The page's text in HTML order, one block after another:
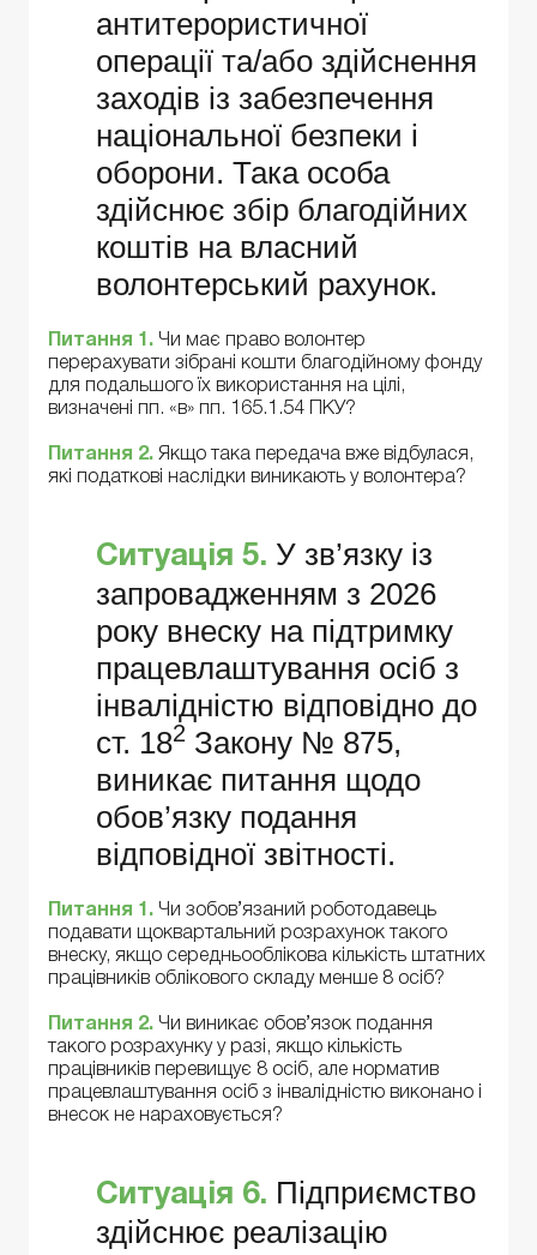
антитерористичної
операції та/або здійснення
заходів із забезпечення
національної безпеки і
оборони. Така особа
здійснює збір благодійних
коштів на власний
волонтерський рахунок.
Питання 1. Чи має право волонтер
перерахувати зібрані кошти благодійному фонду
для подальшого їх використання на цілі,
визначені пп. «в» пп. 165.1.54 ПКУ?
Питання 2. Якщо така передача вже відбулася,
які податкові наслідки виникають у волонтера?
Ситуація 5. У зв’язку із
запровадженням з 2026
року внеску на підтримку
працевлаштування осіб з
інвалідністю відповідно до
ст. 182 Закону № 875,
виникає питання щодо
обов’язку подання
відповідної звітності.
Питання 1. Чи зобов’язаний роботодавець
подавати щоквартальний розрахунок такого
внеску, якщо середньооблікова кількість штатних
працівників облікового складу менше 8 осіб?
Питання 2. Чи виникає обов’язок подання
такого розрахунку у разі, якщо кількість
працівників перевищує 8 осіб, але норматив
працевлаштування осіб з інвалідністю виконано і
внесок не нараховується?
Ситуація 6. Підприємство
здійснює реалізацію